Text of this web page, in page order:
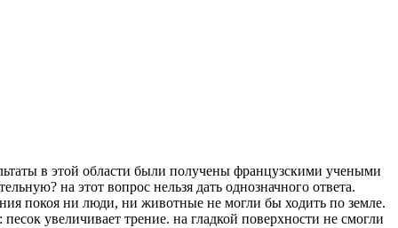
в этой области были получены французскими учеными
на этот вопрос нельзя дать однозначного ответа.
покоя ни люди, ни животные не могли бы ходить по земле.
увеличивает трение. на гладкой поверхности не смогли